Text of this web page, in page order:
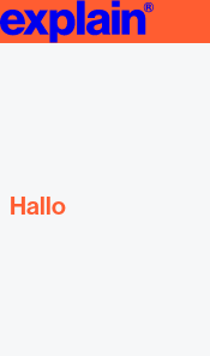
Jobs | explain
Hallo